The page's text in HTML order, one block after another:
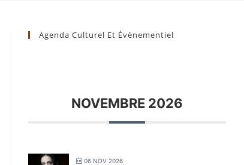
Agenda Culturel Et Évènementiel
NOVEMBRE 2026
06 NOV 2026